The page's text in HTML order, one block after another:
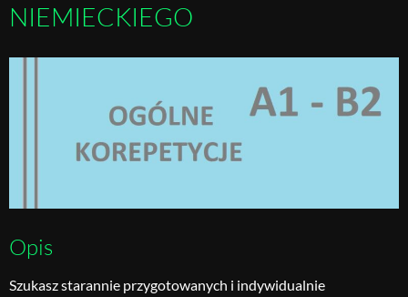
NIEMIECKIEGO
Opis
Szukasz starannie przygotowanych i indywidualnie